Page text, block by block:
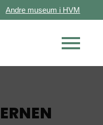
Andre museum i HVM